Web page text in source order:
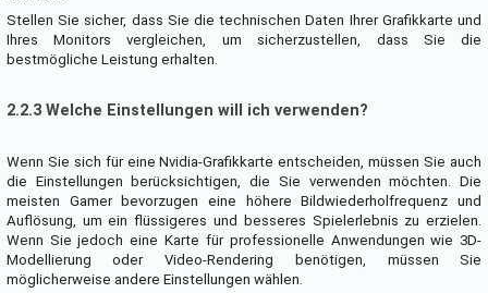
Stellen Sie sicher, dass Sie die technischen Daten Ihrer Grafikkarte und
Ihres Monitors vergleichen, um sicherzustellen, dass Sie die
bestmögliche Leistung erhalten.
2.2.3 Welche Einstellungen will ich verwenden?
Wenn Sie sich für eine Nvidia-Grafikkarte entscheiden, müssen Sie auch
die Einstellungen berücksichtigen, die Sie verwenden möchten. Die
meisten Gamer bevorzugen eine höhere Bildwiederholfrequenz und
Auflösung, um ein flüssigeres und besseres Spielerlebnis zu erzielen.
Wenn Sie jedoch eine Karte für professionelle Anwendungen wie 3D-
Modellierung oder Video-Rendering benötigen, müssen Sie
möglicherweise andere Einstellungen wählen.